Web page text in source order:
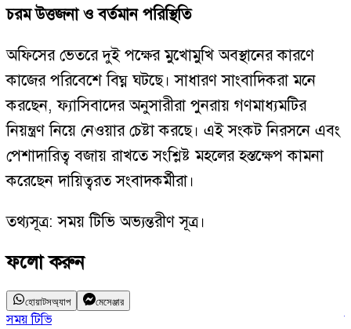
চরম উত্তজনা ও বর্তমান পরিস্থিতি
অফিসের ভেতরে দুই পক্ষের মুখোমুখি অবস্থানের কারণে
কাজের পরিবেশে বিঘ্ন ঘটছে। সাধারণ সাংবাদিকরা মনে
করছেন, ফ্যাসিবাদের অনুসারীরা পুনরায় গণমাধ্যমটির
নিয়ন্ত্রণ নিয়ে নেওয়ার চেষ্টা করছে। এই সংকট নিরসনে এবং
পেশাদারিত্ব বজায় রাখতে সংশ্লিষ্ট মহলের হস্তক্ষেপ কামনা
করেছেন দায়িত্বরত সংবাদকর্মীরা।
তথ্যসূত্র: সময় টিভি অভ্যন্তরীণ সূত্র।
ফলো করুন
হোয়াটসঅ্যাপ মেসেঞ্জার
সময় টিভি